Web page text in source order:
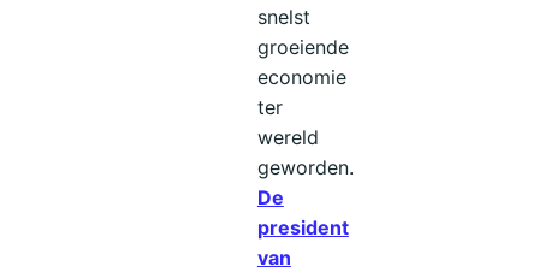
snelst
groeiende
economie
ter
wereld
geworden.
De
president
van